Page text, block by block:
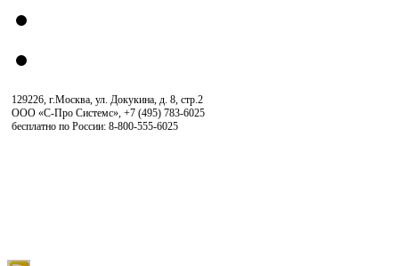
129226, г.Москва, ул. Докукина, д. 8, стр.2
ООО «С-Про Системс», +7 (495) 783-6025
бесплатно по России: 8-800-555-6025